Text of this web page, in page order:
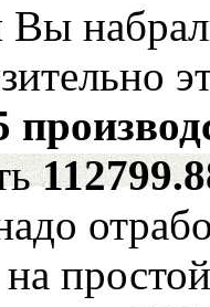
Вы
на